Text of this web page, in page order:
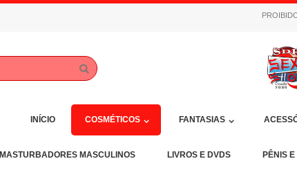
INÍCIO COSMÉTICOS FANTASIAS
MASTURBADORES MASCULINOS LIVROS E DVDS PÊNIS